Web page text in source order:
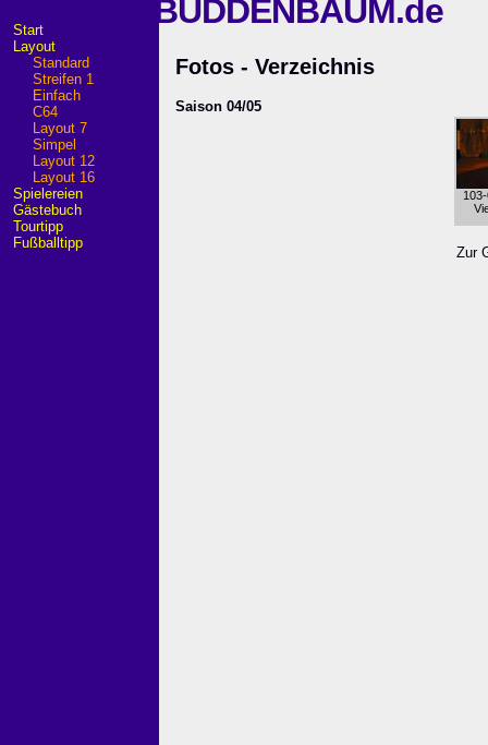
Start
Layout
Standard
Streifen 1
Einfach
C64
Layout 7
Simpel
Layout 12
Layout 16
Spielereien
Gästebuch
Tourtipp
Fußballtipp
BUDDENBAUM.de
Fotos - Verzeichnis
Saison 04/05
Zur